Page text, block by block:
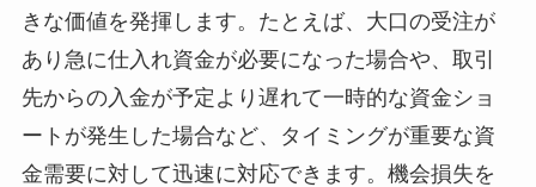
きな価値を発揮します。たとえば、大口の受注が
あり急に仕入れ資金が必要になった場合や、取引
先からの入金が予定より遅れて一時的な資金ショ
ートが発生した場合など、タイミングが重要な資
金需要に対して迅速に対応できます。機会損失を